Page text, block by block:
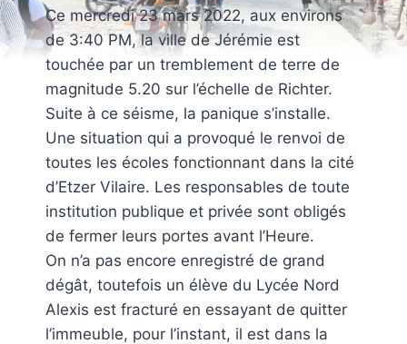
Ce mercredi 23 mars 2022, aux environs
de 3:40 PM, la ville de Jérémie est
touchée par un tremblement de terre de
magnitude 5.20 sur l’échelle de Richter.
Suite à ce séisme, la panique s’installe.
Une situation qui a provoqué le renvoi de
toutes les écoles fonctionnant dans la cité
d’Etzer Vilaire. Les responsables de toute
institution publique et privée sont obligés
de fermer leurs portes avant l’Heure.
On n’a pas encore enregistré de grand
dégât, toutefois un élève du Lycée Nord
Alexis est fracturé en essayant de quitter
l’immeuble, pour l’instant, il est dans la